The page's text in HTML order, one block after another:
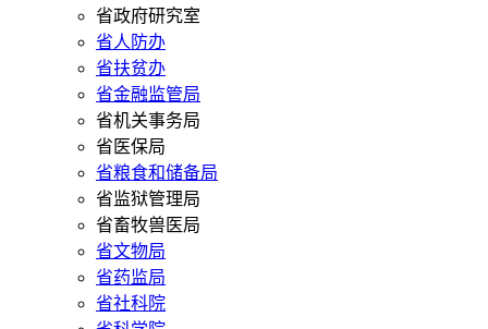
省政府研究室
省人防办
省扶贫办
省金融监管局
省机关事务局
省医保局
省粮食和储备局
省监狱管理局
省畜牧兽医局
省文物局
省药监局
省社科院